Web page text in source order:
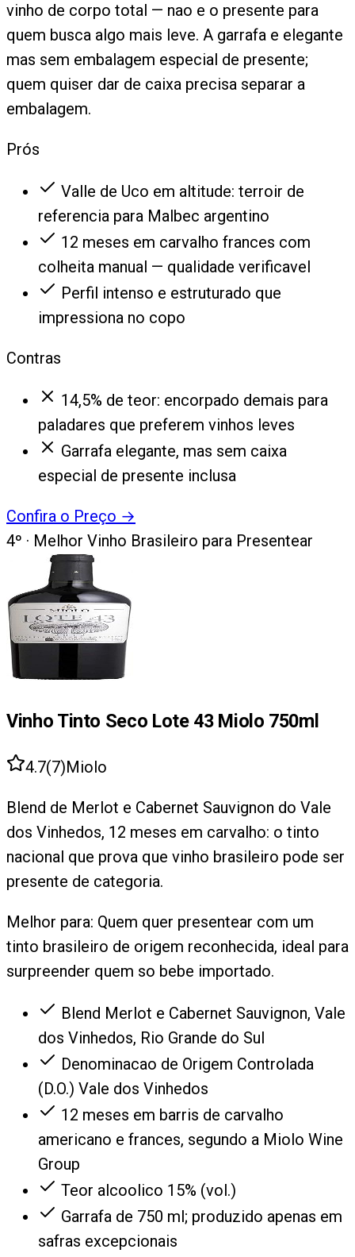
vinho de corpo total — nao e o presente para
quem busca algo mais leve. A garrafa e elegante
mas sem embalagem especial de presente;
quem quiser dar de caixa precisa separar a
embalagem.
Prós
Valle de Uco em altitude: terroir de
referencia para Malbec argentino
12 meses em carvalho frances com
colheita manual — qualidade verificavel
Perfil intenso e estruturado que
impressiona no copo
Contras
14,5% de teor: encorpado demais para
paladares que preferem vinhos leves
Garrafa elegante, mas sem caixa
especial de presente inclusa
Confira o Preço →
4º · Melhor Vinho Brasileiro para Presentear
Vinho Tinto Seco Lote 43 Miolo 750ml
4.7(7)Miolo
Blend de Merlot e Cabernet Sauvignon do Vale
dos Vinhedos, 12 meses em carvalho: o tinto
nacional que prova que vinho brasileiro pode ser
presente de categoria.
Melhor para: Quem quer presentear com um
tinto brasileiro de origem reconhecida, ideal para
surpreender quem so bebe importado.
Blend Merlot e Cabernet Sauvignon, Vale
dos Vinhedos, Rio Grande do Sul
Denominacao de Origem Controlada
(D.O.) Vale dos Vinhedos
12 meses em barris de carvalho
americano e frances, segundo a Miolo Wine
Group
Teor alcoolico 15% (vol.)
Garrafa de 750 ml; produzido apenas em
safras excepcionais